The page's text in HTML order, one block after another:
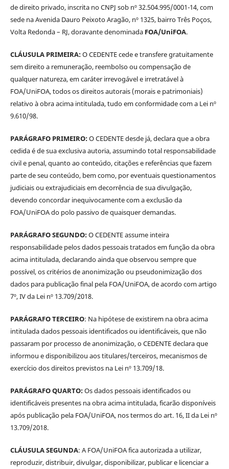
de direito privado, inscrita no CNPJ sob nº 32.504.995/0001-14, com
sede na Avenida Dauro Peixoto Aragão, nº 1325, bairro Três Poços,
Volta Redonda – RJ, doravante denominada FOA/UniFOA.
CLÁUSULA PRIMEIRA:O CEDENTE cede e transfere gratuitamente
sem direito a remuneração, reembolso ou compensação de
qualquer natureza, em caráter irrevogável e irretratável à
FOA/UniFOA, todos os direitos autorais (morais e patrimoniais)
relativo à obra acima intitulada, tudo em conformidade com a Lei nº
9.610/98.
PARÁGRAFO PRIMEIRO:O CEDENTE desde já, declara que a obra
cedida é de sua exclusiva autoria, assumindo total responsabilidade
civil e penal, quanto ao conteúdo, citações e referências que fazem
parte de seu conteúdo, bem como, por eventuais questionamentos
judiciais ou extrajudiciais em decorrência de sua divulgação,
devendo concordar inequivocamente com a exclusão da
FOA/UniFOA do polo passivo de quaisquer demandas.
PARÁGRAFO SEGUNDO:O CEDENTE assume inteira
responsabilidade pelos dados pessoais tratados em função da obra
acima intitulada, declarando ainda que observou sempre que
possível, os critérios de anonimização ou pseudonimização dos
dados para publicação final pela FOA/UniFOA, de acordo com artigo
7º, IV da Lei nº 13.709/2018.
PARÁGRAFO TERCEIRO: Na hipótese de existirem na obra acima
intitulada dados pessoais identificados ou identificáveis, que não
passaram por processo de anonimização, o CEDENTE declara que
informou e disponibilizou aos titulares/terceiros, mecanismos de
exercício dos direitos previstos na Lei nº 13.709/18.
PARÁGRAFO QUARTO:Os dados pessoais identificados ou
identificáveis presentes na obra acima intitulada, ficarão disponíveis
após publicação pela FOA/UniFOA, nos termos do art. 16, II da Lei nº
13.709/2018.
CLÁUSULA SEGUNDA: A FOA/UniFOA fica autorizada a utilizar,
reproduzir, distribuir, divulgar, disponibilizar, publicar e licenciar a